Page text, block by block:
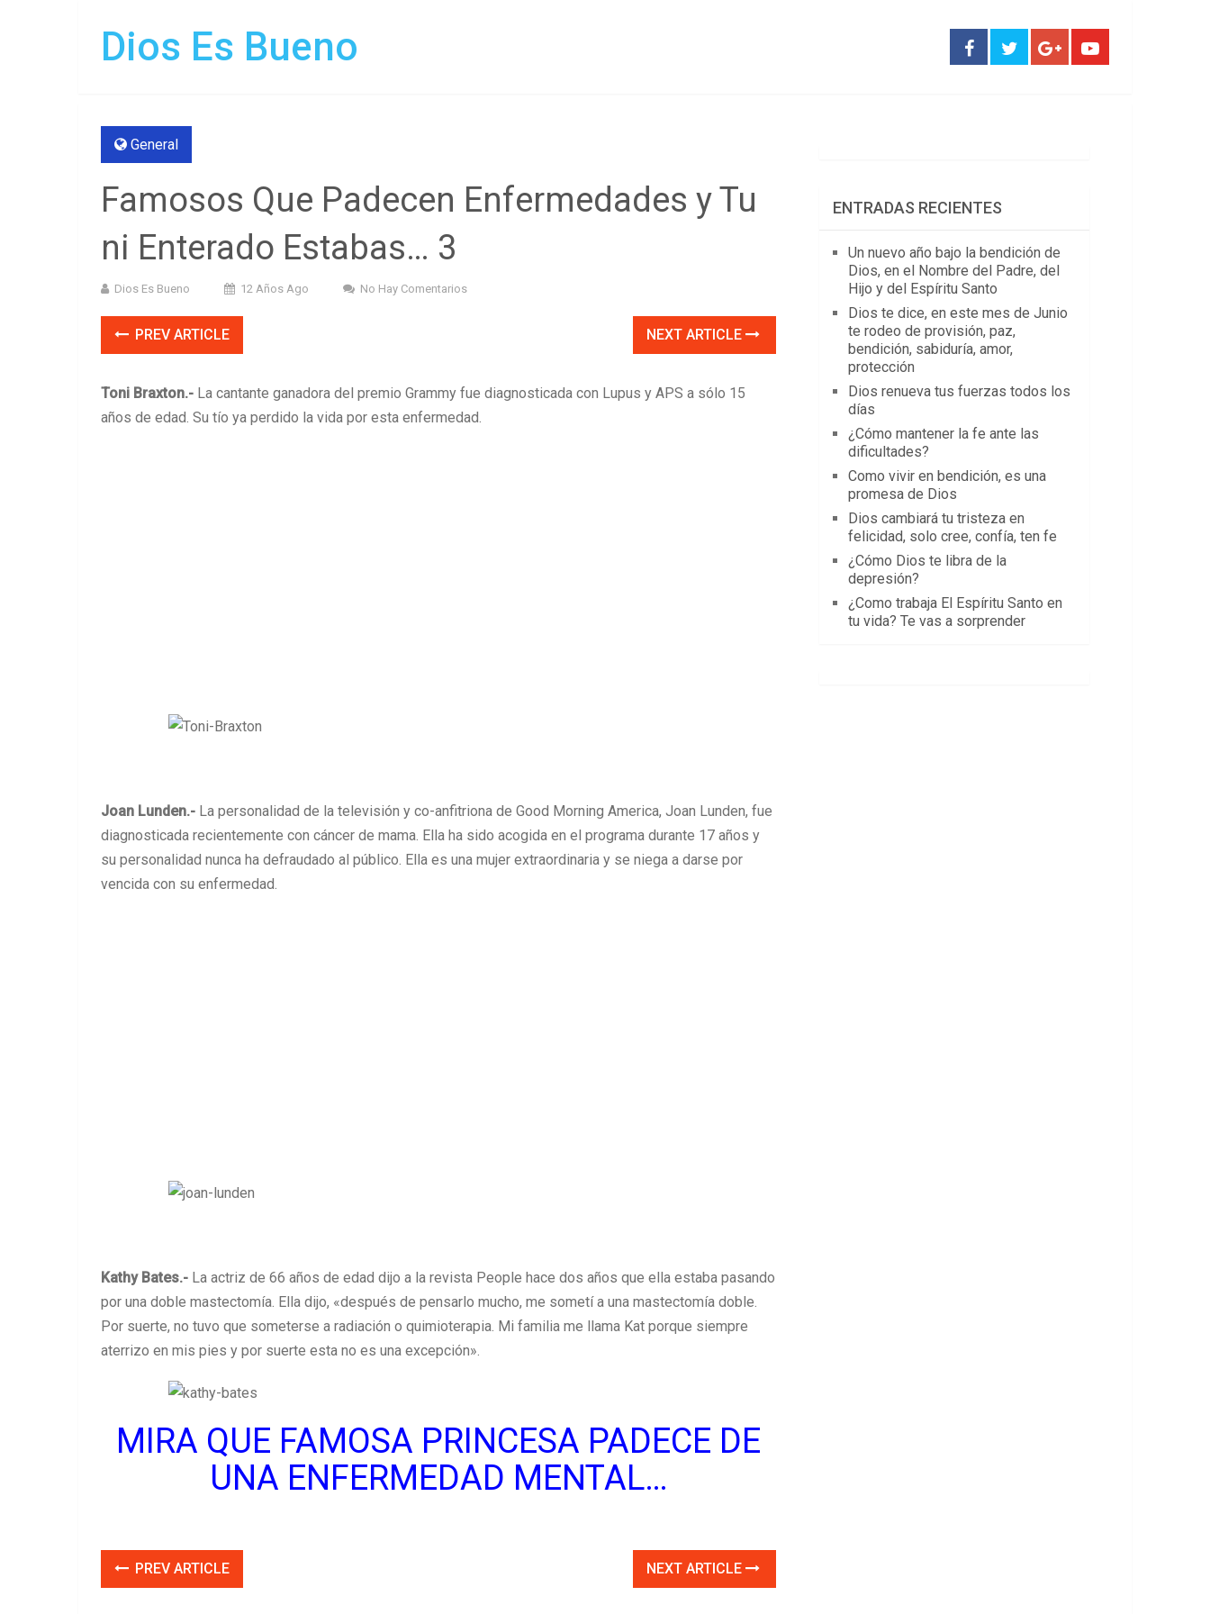
Dios Es Bueno
General
Famosos Que Padecen Enfermedades y Tu
ni Enterado Estabas… 3
Dios Es Bueno 12 Años Ago No Hay Comentarios
PREV ARTICLE NEXT ARTICLE
Toni Braxton.- La cantante ganadora del premio Grammy fue diagnosticada con Lupus y APS a sólo 15
años de edad. Su tío ya perdido la vida por esta enfermedad.
Joan Lunden.- La personalidad de la televisión y co-anfitriona de Good Morning America, Joan Lunden, fue
diagnosticada recientemente con cáncer de mama. Ella ha sido acogida en el programa durante 17 años y
su personalidad nunca ha defraudado al público. Ella es una mujer extraordinaria y se niega a darse por
vencida con su enfermedad.
Kathy Bates.- La actriz de 66 años de edad dijo a la revista People hace dos años que ella estaba pasando
por una doble mastectomía. Ella dijo, «después de pensarlo mucho, me sometí a una mastectomía doble.
Por suerte, no tuvo que someterse a radiación o quimioterapia. Mi familia me llama Kat porque siempre
aterrizo en mis pies y por suerte esta no es una excepción».
MIRA QUE FAMOSA PRINCESA PADECE DE
UNA ENFERMEDAD MENTAL…
PREV ARTICLE NEXT ARTICLE
ENTRADAS RECIENTES
Un nuevo año bajo la bendición de
Dios, en el Nombre del Padre, del
Hijo y del Espíritu Santo
Dios te dice, en este mes de Junio
te rodeo de provisión, paz,
bendición, sabiduría, amor,
protección
Dios renueva tus fuerzas todos los
días
¿Cómo mantener la fe ante las
dificultades?
Como vivir en bendición, es una
promesa de Dios
Dios cambiará tu tristeza en
felicidad, solo cree, confía, ten fe
¿Cómo Dios te libra de la
depresión?
¿Como trabaja El Espíritu Santo en
tu vida? Te vas a sorprender